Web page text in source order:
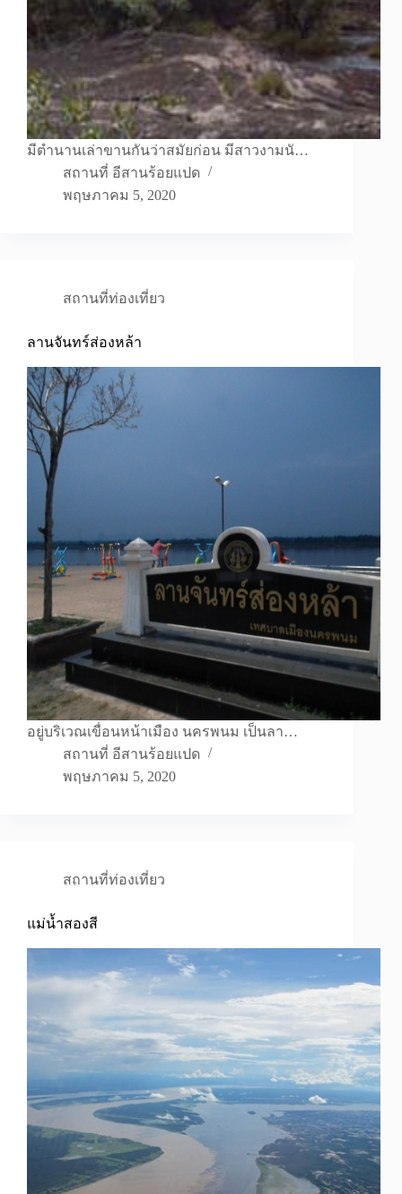
มีตำนานเล่าขานกันว่าสมัยก่อน มีสาวงามนั…
สถานที่ อีสานร้อยแปด
พฤษภาคม 5, 2020
สถานที่ท่องเที่ยว
ลานจันทร์ส่องหล้า
อยู่บริเวณเขื่อนหน้าเมือง นครพนม เป็นลา…
สถานที่ อีสานร้อยแปด
พฤษภาคม 5, 2020
สถานที่ท่องเที่ยว
แม่น้ำสองสี